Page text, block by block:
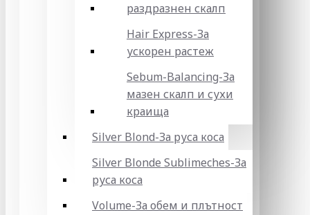
раздразнен скалп
Hair Express-За
ускорен растеж
Sebum-Balancing-За
мазен скалп и сухи
краища
Silver Blond-За руса коса
Silver Blonde Sublіmeches-За
руса коса
Volume-За обем и плътност